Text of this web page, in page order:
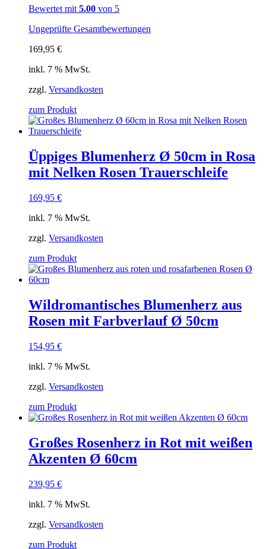
Bewertet mit 5.00 von 5
Ungeprüfte Gesamtbewertungen
169,95 €
inkl. 7 % MwSt.
zzgl. Versandkosten
zum Produkt
Üppiges Blumenherz Ø 50cm in Rosa
mit Nelken Rosen Trauerschleife
169,95 €
inkl. 7 % MwSt.
zzgl. Versandkosten
zum Produkt
Wildromantisches Blumenherz aus
Rosen mit Farbverlauf Ø 50cm
154,95 €
inkl. 7 % MwSt.
zzgl. Versandkosten
zum Produkt
Großes Rosenherz in Rot mit weißen
Akzenten Ø 60cm
239,95 €
inkl. 7 % MwSt.
zzgl. Versandkosten
zum Produkt